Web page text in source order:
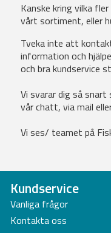
Kanske kring vilka
vårt sortiment, eller
Tveka inte att
information och
och bra kundservice
Vi svarar dig så
vår chatt, via mail
Vi ses/ teamet på
Kundservice
Vanliga frågor
Kontakta oss